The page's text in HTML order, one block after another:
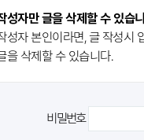
성자만 글을 삭제할 수 있습
성자 본인이라면, 글 작성시
을 삭제할 수 있습니다.
비밀번호